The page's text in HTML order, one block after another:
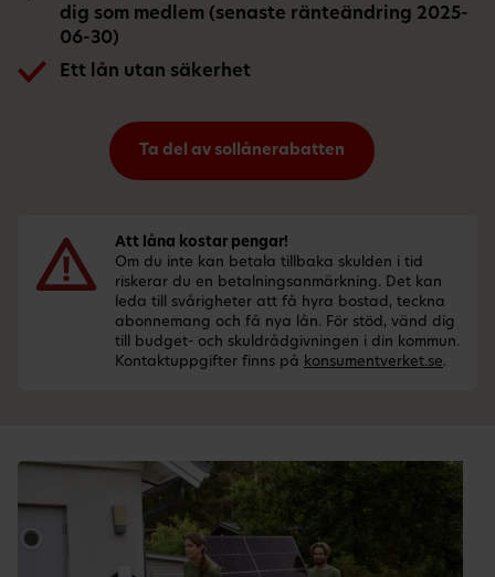
dig som medlem (senaste ränteändring 2025-
06-30)
Ett lån utan säkerhet
Ta del av sollånerabatten
Att låna kostar pengar!
Om du inte kan betala tillbaka skulden i tid
riskerar du en betalningsanmärkning. Det kan
leda till svårigheter att få hyra bostad, teckna
abonnemang och få nya lån. För stöd, vänd dig
till budget- och skuldrådgivningen i din kommun.
Kontaktuppgifter finns på konsumentverket.se.